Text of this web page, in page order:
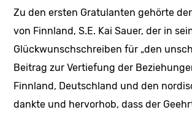
Zu den ersten Gratulanten gehörte
von Finnland, S.E. Kai Sauer, der in
Glückwunschschreiben für „den
Beitrag zur Vertiefung der
Finnland, Deutschland und den
dankte und hervorhob, dass der